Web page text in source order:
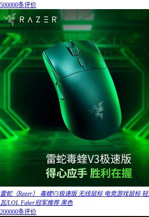
500000条评价
雷蛇（Razer） 毒蝰V3极速版 无线鼠标 电竞游戏鼠标
瓦/LOL Faker冠军推荐 黑色
200000条评价